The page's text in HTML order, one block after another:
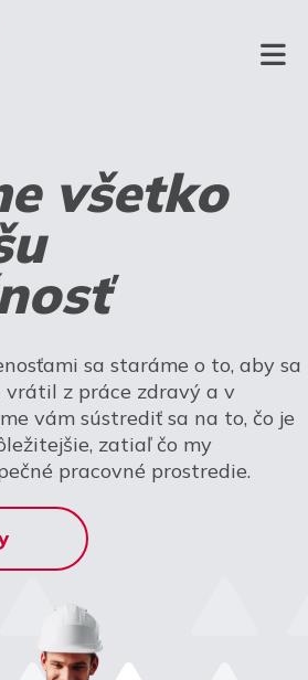
všetko
sa staráme o to, aby sa
vrátil z práce zdravý a v
vám sústrediť sa na to, čo je
zatiaľ čo my
pracovné prostredie.